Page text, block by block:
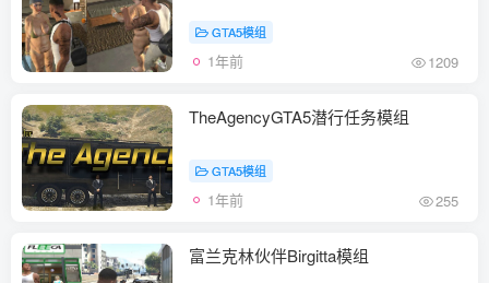
GTA5模组
1年前 1209
TheAgencyGTA5潜行任务模组
GTA5模组
1年前 255
富兰克林伙伴Birgitta模组